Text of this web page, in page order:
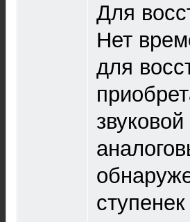
Для
Нет
для